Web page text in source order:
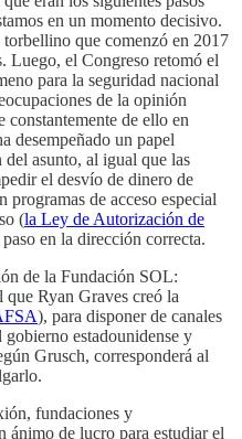
en un momento decisivo.
que comenzó en 2017
Luego, el Congreso retomó el
para la seguridad nacional
de la opinión
de ello en
desempeñado un papel
asunto, al igual que las
el desvío de dinero de
programas de acceso especial
(la Ley de Autorización de
en la dirección correcta.
de la Fundación SOL:
Ryan Graves creó la
), para disponer de canales
estadounidense y
Grusch, corresponderá al
fundaciones y
ánimo de lucro para estudiar el